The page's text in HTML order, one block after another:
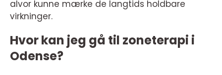
alvor kunne mærke de langtids holdbare
virkninger.
Hvor kan jeg gå til zoneterapi i
Odense?